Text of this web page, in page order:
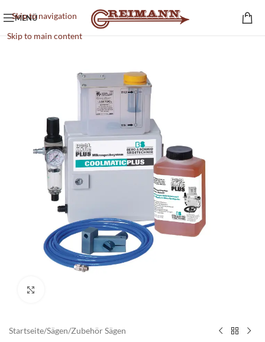
Skip to navigation
Skip to main content
MENÜ
Startseite/Sägen/Zubehör Sägen